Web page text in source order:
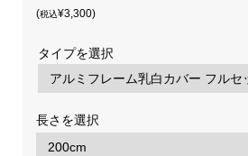
(税込¥3,300)
タイプを選択
長さを選択